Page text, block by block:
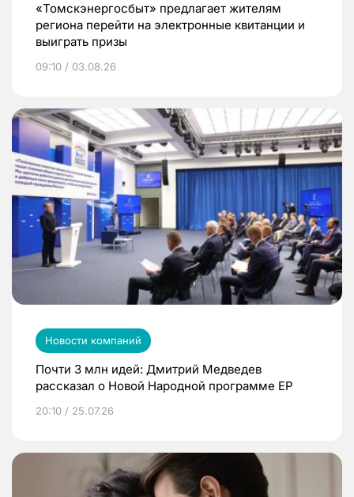
«Томскэнергосбыт» предлагает жителям
региона перейти на электронные квитанции и
выиграть призы
09:10 / 03.08.26
Новости компаний
Почти 3 млн идей: Дмитрий Медведев
рассказал о Новой Народной программе ЕР
20:10 / 25.07.26